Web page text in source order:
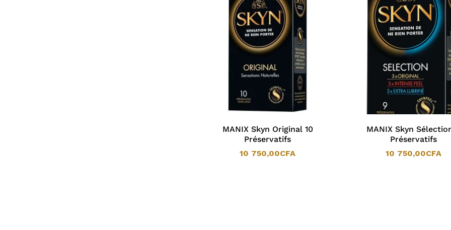
MANIX Skyn Original 10
Préservatifs
10 750,00CFA
MANIX Skyn
Préservatifs
10 750,00CFA